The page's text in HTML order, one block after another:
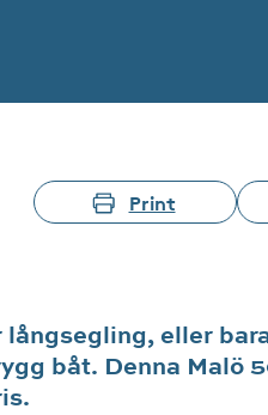
Print
eller
båt. Denna Malö